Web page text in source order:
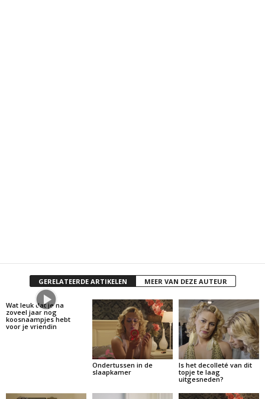
GERELATEERDE ARTIKELEN MEER VAN DEZE AUTEUR
Wat leuk dat je na
zoveel jaar nog
koosnaampjes hebt
voor je vriendin
Ondertussen in de
slaapkamer
Is het decolleté van dit
topje te laag
uitgesneden?